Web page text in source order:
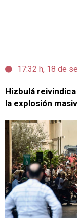
17:32 h, 18 de
Hizbulá
la explosión